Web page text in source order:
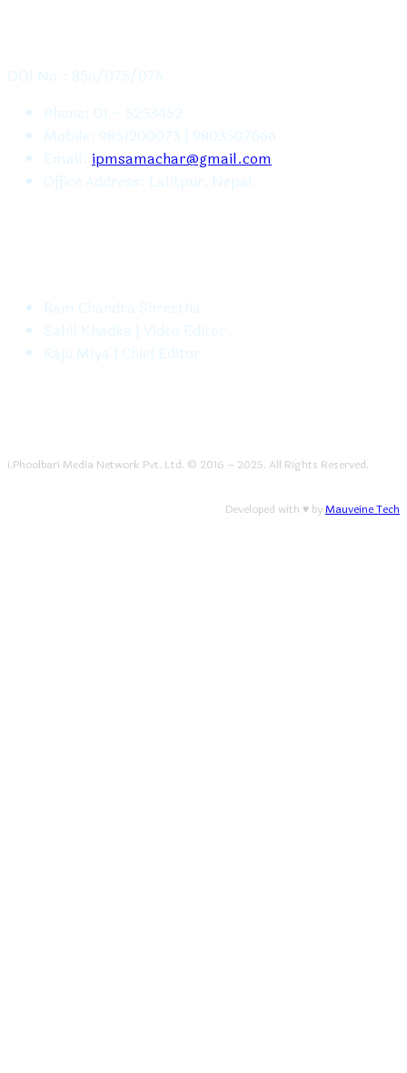
DOI No.: 856/075/076
Phone: 01 – 5253452
Mobile: 9851200073 | 9803507666
Email: ipmsamachar@gmail.com
Office Address: Lalitpur, Nepal
Ram Chandra Shrestha
Sahil Khadka | Video Editor
Raju Miya | Chief Editor
i.Phoolbari Media Network Pvt. Ltd. © 2016 – 2025. All Rights Reserved.
Developed with ♥ byMauveine Tech